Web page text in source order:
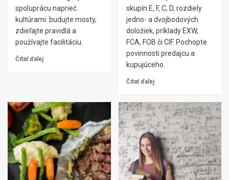
spoluprácu naprieč
kultúrami: budujte mosty,
zdieľajte pravidlá a
používajte facilitáciu.
Čítať ďalej
skupín E, F, C, D, rozdiely
jedno- a dvojbodových
doložiek, príklady EXW,
FCA, FOB či CIF. Pochopte
povinnosti predajcu a
kupujúceho.
Čítať ďalej